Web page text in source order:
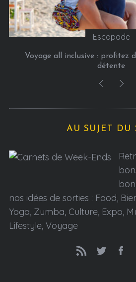
Escapade
Voyage all inclusive : profitez
détente
AU SUJET DU
nos idées de sorties : Food,
Yoga, Zumba, Culture, Expo,
Lifestyle, Voyage